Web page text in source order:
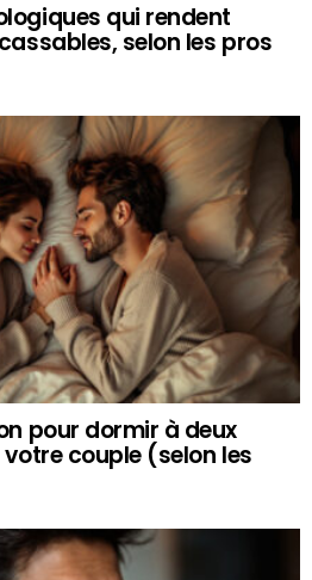
qui rendent
selon les pros
pour dormir à deux
couple (selon les